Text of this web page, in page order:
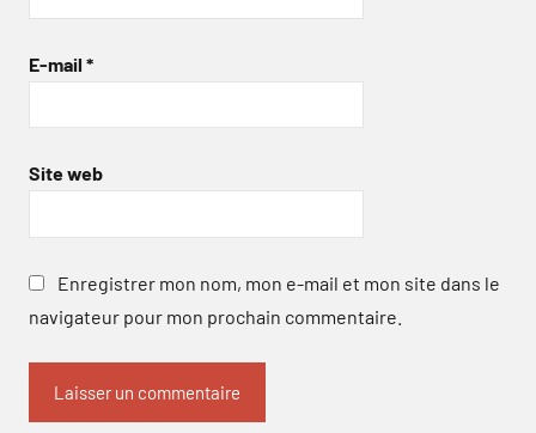
E-mail *
Site web
Enregistrer mon nom, mon e-mail et mon site dans le
navigateur pour mon prochain commentaire.